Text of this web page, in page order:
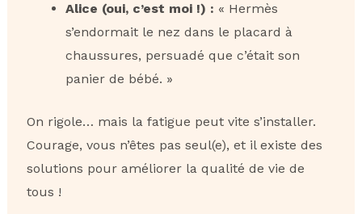
Alice (oui, c’est moi !) : « Hermès
s’endormait le nez dans le placard à
chaussures, persuadé que c’était son
panier de bébé. »
On rigole… mais la fatigue peut vite s’installer.
Courage, vous n’êtes pas seul(e), et il existe des
solutions pour améliorer la qualité de vie de
tous !